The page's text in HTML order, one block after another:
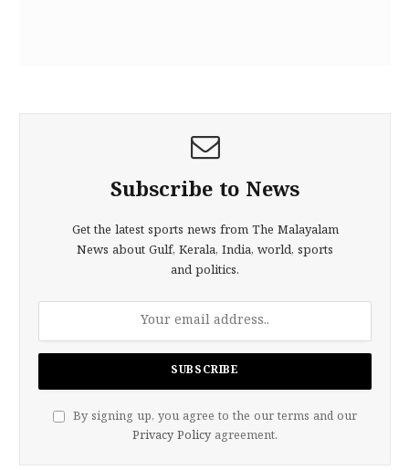
Subscribe to News
Get the latest sports news from The Malayalam
News about Gulf, Kerala, India, world, sports
and politics.
By signing up, you agree to the our terms and our
Privacy Policy agreement.